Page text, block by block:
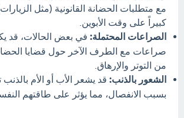
مع متطلبات الحضانة القانونية (مثل
كبيراً على وقت الأبوين.
الصراعات المحتملة: في بعض الحالات، قد
صراعات مع الطرف الآخر حول قضايا
من التوتر والإرهاق.
الشعور بالذنب: قد يشعر الأب أو الأم بالذنب
بسبب الانفصال، مما يؤثر على طاقتهم